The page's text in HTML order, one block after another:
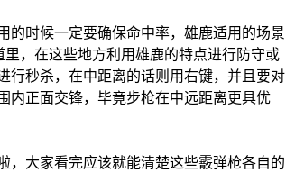
的时候一定要确保命中率，雄鹿适用的场景
，在这些地方利用雄鹿的特点进行防守或
行秒杀，在中距离的话则用右键，并且要对
内正面交锋，毕竟步枪在中远距离更具优
，大家看完应该就能清楚这些霰弹枪各自的